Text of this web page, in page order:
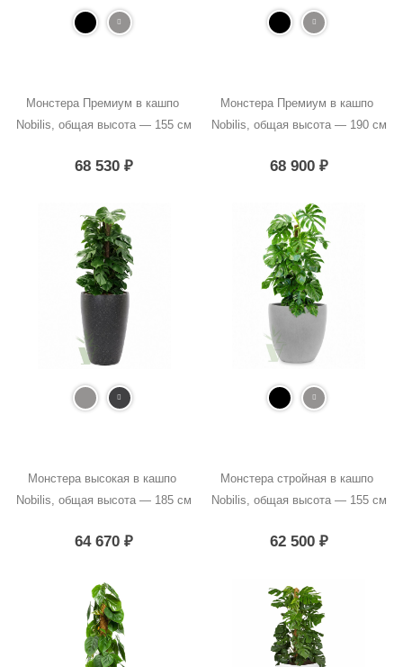
Монстера Премиум в кашпо
Nobilis, общая высота — 155 см
68 530₽
Монстера Премиум в кашпо
Nobilis, общая высота — 190 см
68 900 ₽
Монстера высокая в кашпо
Nobilis, общая высота — 185 см
64 670₽
Монстера стройная в кашпо
Nobilis, общая высота — 155 см
62 500 ₽